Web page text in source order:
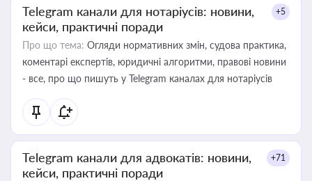
Telegram канали для нотаріусів: новини,
кейси, практичні поради
+5
Про що тема: Огляди нормативних змін, судова практика,
коментарі експертів, юридичні алгоритми, правові новини
- все, про що пишуть у Telegram каналах для нотаріусів
Telegram канали для адвокатів: новини,
кейси, практичні поради
+71